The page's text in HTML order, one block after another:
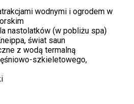
wodnymi i ogrodem w
nastolatków (w pobliżu spa)
świat saun
z wodą termalną
szkieletowego,